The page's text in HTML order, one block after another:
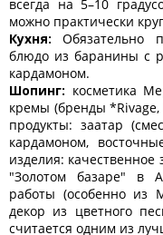
всегда на 5–10
можно практически
Кухня: Обязательно
блюдо из баранины с
кардамоном.
Шопинг: косметика
кремы (бренды
продукты: заатар
кардамоном,
изделия: качественное
"Золотом базаре" в
работы (особенно из
декор из цветного
считается одним из